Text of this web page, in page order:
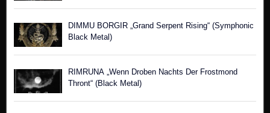
DIMMU BORGIR „Grand Serpent Rising“ (Symphonic
Black Metal)
RIMRUNA „Wenn Droben Nachts Der Frostmond
Thront“ (Black Metal)